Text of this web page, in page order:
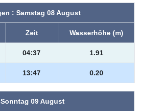
: Samstag 08 August
Zeit Wasserhöhe (m)
04:37 1.91
13:47 0.20
Sonntag 09 August